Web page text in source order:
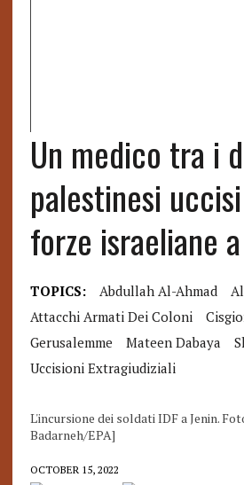
Un medico tra i
palestinesi
forze israeliane
TOPICS: Abdullah Al-Ahmad
Attacchi Armati Dei Coloni
Gerusalemme
Mateen Dabaya
Uccisioni Extragiudiziali
L'incursione dei soldati IDF a Jenin.
Badarneh/EPA]
OCTOBER 15, 2022